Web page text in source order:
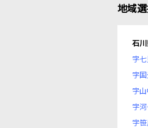
地域
石
字
字
字
字
字